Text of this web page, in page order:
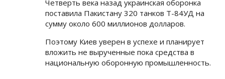
Четверть века назад украинская оборонка
поставила Пакистану 320 танков Т-84УД на
сумму около 600 миллионов долларов.
Поэтому Киев уверен в успехе и планирует
вложить не вырученные пока средства в
национальную оборонную промышленность.